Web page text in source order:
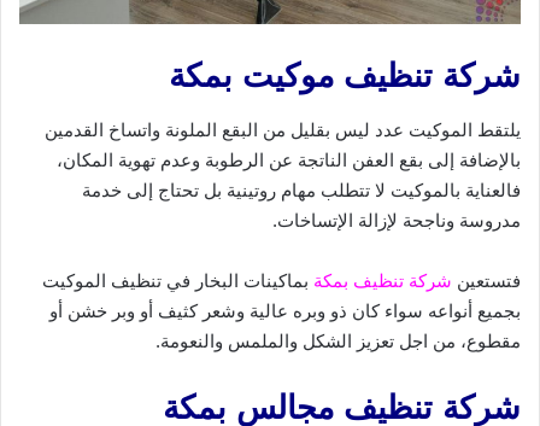
شركة تنظيف موكيت بمكة
يلتقط الموكيت عدد ليس بقليل من البقع الملونة واتساخ القدمين
بالإضافة إلى بقع العفن الناتجة عن الرطوبة وعدم تهوية المكان،
فالعناية بالموكيت لا تتطلب مهام روتينية بل تحتاج إلى خدمة
مدروسة وناجحة لإزالة الإتساخات.
فتستعين شركة تنظيف بمكة بماكينات البخار في تنظيف الموكيت
بجميع أنواعه سواء كان ذو وبره عالية وشعر كثيف أو وبر خشن أو
مقطوع، من اجل تعزيز الشكل والملمس والنعومة.
شركة تنظيف مجالس بمكة